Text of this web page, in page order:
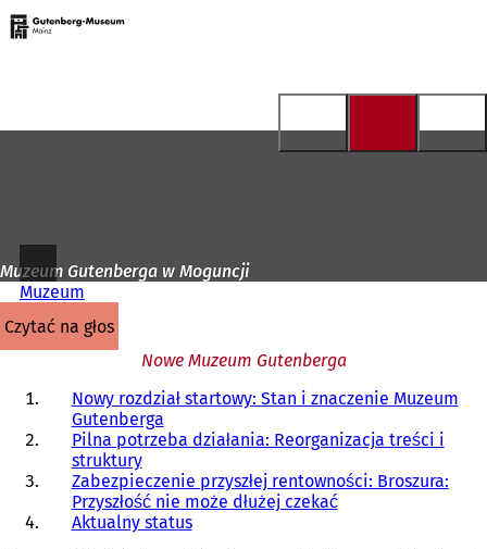
Przejdź do treści
Do
strony
Muzeum Gutenberga w Moguncji
Muzeum
czytać na głos
Nowe Muzeum Gutenberga
Nowy rozdział startowy: Stan i znaczenie Muzeum
Gutenberga
Pilna potrzeba działania: Reorganizacja treści i
struktury
Zabezpieczenie przyszłej rentowności: Broszura:
Przyszłość nie może dłużej czekać
Aktualny status